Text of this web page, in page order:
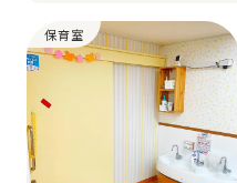
保育室